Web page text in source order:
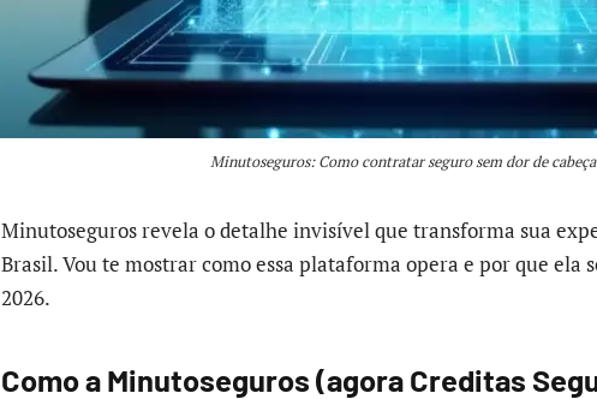
Minutoseguros: Como contratar seguro sem dor de
Minutoseguros revela o detalhe invisível que transforma sua
Brasil. Vou te mostrar como essa plataforma opera e por que ela
2026.
Como a Minutoseguros (agora Creditas